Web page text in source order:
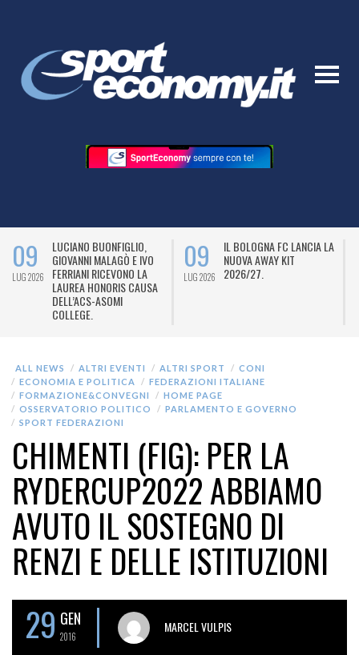
09
LUG 2026
LUCIANO BUONFIGLIO,
GIOVANNI MALAGÒ E IVO
FERRIANI RICEVONO LA
LAUREA HONORIS CAUSA
DELL’ACS-ASOMI
COLLEGE.
09
LUG 2026
IL BOLOGNA FC LANCIA LA
NUOVA AWAY KIT
2026/27.
ALL NEWS ALTRI EVENTI ALTRI SPORT
CONI
ECONOMIA E POLITICA
FEDERAZIONI ITALIANE
FORMAZIONE&CONVEGNI
HOME PAGE
OSSERVATORIO POLITICO
PARLAMENTO E GOVERNO
SPORT FEDERAZIONI
CHIMENTI (FIG): PER LA
RYDERCUP2022 ABBIAMO
AVUTO IL SOSTEGNO DI
RENZI E DELLE ISTITUZIONI
29 GEN
2016
MARCEL VULPIS